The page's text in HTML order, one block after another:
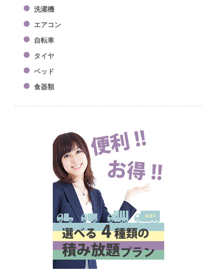
洗濯機
エアコン
自転車
タイヤ
ベッド
食器類